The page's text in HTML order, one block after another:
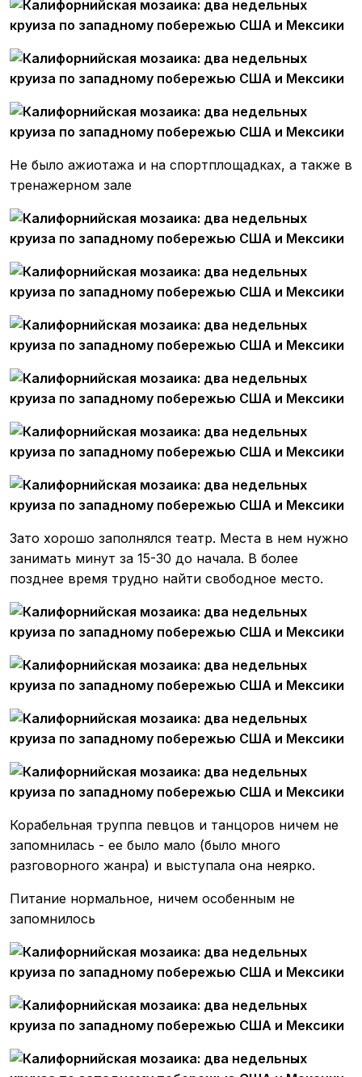
Не было ажиотажа и на спортплощадках, а также в
тренажерном зале
Зато хорошо заполнялся театр. Места в нем нужно
занимать минут за 15-30 до начала. В более
позднее время трудно найти свободное место.
Корабельная труппа певцов и танцоров ничем не
запомнилась - ее было мало (было много
разговорного жанра) и выступала она неярко.
Питание нормальное, ничем особенным не
запомнилось